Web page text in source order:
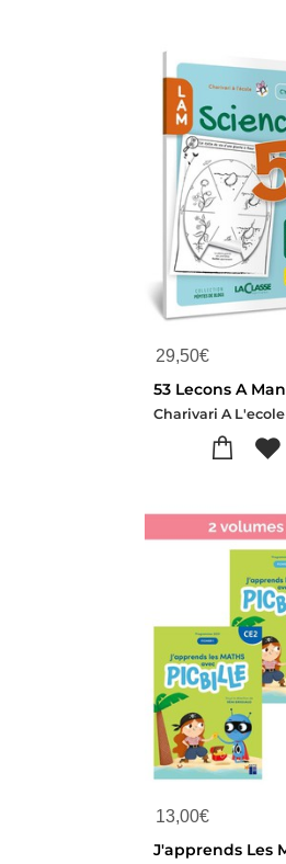
29,50€
Charivari A L'ecole
13,00€